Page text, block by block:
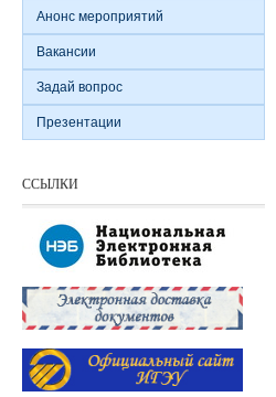
Анонс мероприятий
Вакансии
Задай вопрос
Презентации
ССЫЛКИ